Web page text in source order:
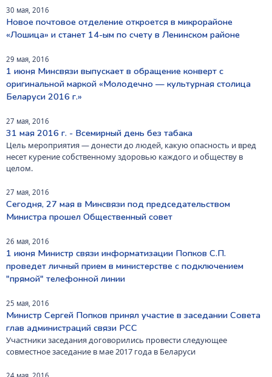
30 мая, 2016
Новое почтовое отделение откроется в микрорайоне
«Лошица» и станет 14-ым по счету в Ленинском районе
29 мая, 2016
1 июня Минсвязи выпускает в обращение конверт с
оригинальной маркой «Молодечно — культурная столица
Беларуси 2016 г.»
27 мая, 2016
31 мая 2016 г. - Всемирный день без табака
Цель мероприятия — донести до людей, какую опасность и вред
несет курение собственному здоровью каждого и обществу в
целом.
27 мая, 2016
Сегодня, 27 мая в Минсвязи под председательством
Министра прошел Общественный совет
26 мая, 2016
1 июня Министр связи информатизации Попков С.П.
проведет личный прием в министерстве с подключением
"прямой" телефонной линии
25 мая, 2016
Министр Сергей Попков принял участие в заседании Совета
глав администраций связи РСС
Участники заседания договорились провести следующее
совместное заседание в мае 2017 года в Беларуси